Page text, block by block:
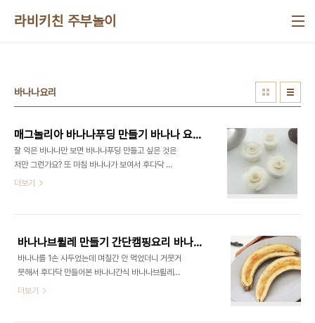
라비키친 주부놀이
바나나요리
매그놀리아 바나나푸딩 만들기 바나나 요리 Jello 젤로 푸딩 믹스
잘 익은 바나나만 보면 바나나푸딩 만들고 싶은 것은
저만 그런가요? 또 마침 바나나가 보여서 후다닥 만
들어본 바나나푸딩 다이어트해야 하지 싶지만 제가
피라고 하니 참고하세요! ■재료■ ​Jello 젤로 푸딩
믹스 바닐라 1/2개 생크림 200ml 우유 250ml 바
나나 3개 계란 과자 ​ 들어가는 재료는 정말 초간단이
죠? 이게 적당히 단맛도 있고 그리 어렵지 않아요. 바
나나는 3개를 넣었는데 취향껏 더 넣어도 좋고요 그
좋아요 바나나푸딩 만들기 하려면 Jello 젤로 푸딩
더보기
바나나브륄레 만들기 간단캠핑요리 바나나요리
바나나를 1손 사두었는데 며칠간 안 먹었더니 거뭇거
뭇해서 후다닥 만들어본 바나나간식 바나나브륄레
랍니다 겉은 바삭 속은 촉촉하기도 하고 간단하게 만
더보기